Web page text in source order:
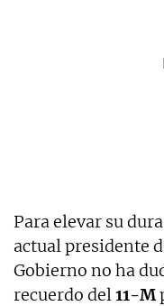
Para elevar su
actual presidente
Gobierno no ha
recuerdo del11-M